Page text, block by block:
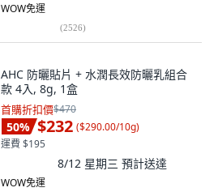
WOW免運
(2526)
AHC 防曬貼片 + 水潤長效防曬乳組合
款 4入, 8g, 1盒
首購折扣價$470
50% $232 ($290.00/10g)
運費 $195
8/12 星期三 預計送達
WOW免運